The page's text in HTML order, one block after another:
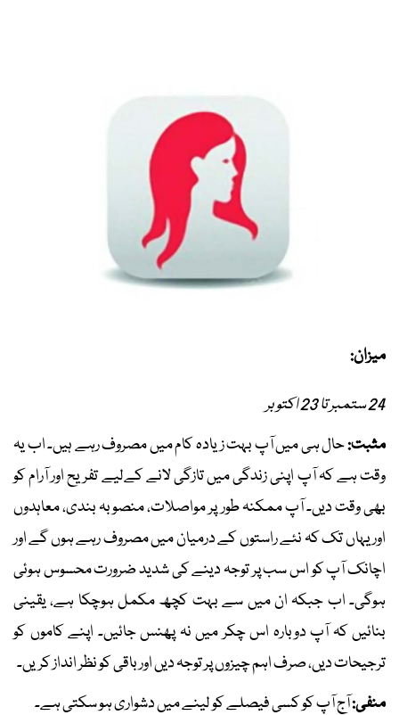
میزان:
24 ستمبر تا 23 اکتوبر
مثبت:حال ہی میں آپ بہت زیادہ کام میں مصروف رہے ہیں۔ اب یہ
وقت ہے کہ آپ اپنی زندگی میں تازگی لانے کےلیے تفریح اور آرام کو
بھی وقت دیں۔ آپ ممکنہ طور پر مواصلات، منصوبہ بندی، معاہدوں
اور یہاں تک کہ نئے راستوں کے درمیان میں مصروف رہے ہوں گے اور
اچانک آپ کو اس سب پر توجہ دینے کی شدید ضرورت محسوس ہوئی
ہوگی۔ اب جبکہ ان میں سے بہت کچھ مکمل ہوچکا ہے، یقینی
بنائیں کہ آپ دوبارہ اس چکر میں نہ پھنس جائیں۔ اپنے کاموں کو
ترجیحات دیں، صرف اہم چیزوں پر توجہ دیں اور باقی کو نظر انداز کریں۔
منفی:آج آپ کو کسی فیصلے کو لینے میں دشواری ہو سکتی ہے۔